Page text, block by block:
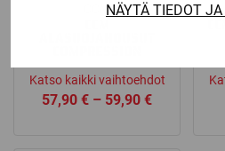
NÄYTÄ TIEDOT
CCM
Katso kaikki vaihtoehdot
57,90€ – 59,90€Price